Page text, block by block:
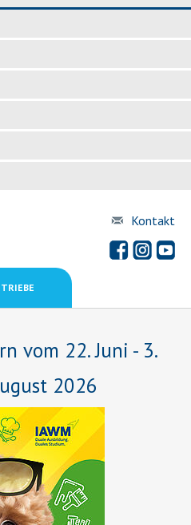
Kontakt
vom 22. Juni - 3.
2026